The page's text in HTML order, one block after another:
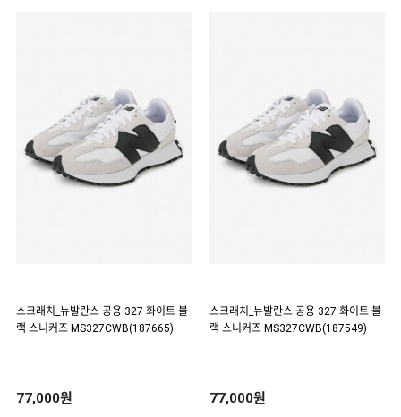
스크래치_뉴발란스 공용 327 화이트 블
랙 스니커즈 MS327CWB(187665)
77,000원
스크래치_뉴발란스 공용 327 화이트 블
랙 스니커즈 MS327CWB(187549)
77,000원